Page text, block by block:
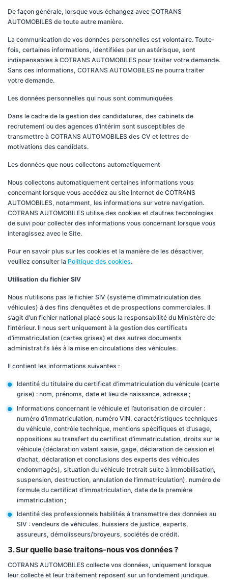
De façon générale, lorsque vous échangez avec COTRANS
AUTOMOBILES de toute autre manière.
La communication de vos données personnelles est volontaire. Toute-
fois, certaines informations, identifiées par un astérisque, sont
indispensables à COTRANS AUTOMOBILES pour traiter votre demande.
Sans ces informations, COTRANS AUTOMOBILES ne pourra traiter
votre demande.
Les données personnelles qui nous sont communiquées
Dans le cadre de la gestion des candidatures, des cabinets de
recrutement ou des agences d’intérim sont susceptibles de
transmettre à COTRANS AUTOMOBILES des CV et lettres de
motivations des candidats.
Les données que nous collectons automatiquement
Nous collectons automatiquement certaines informations vous
concernant lorsque vous accédez au site Internet de COTRANS
AUTOMOBILES, notamment, les informations sur votre navigation.
COTRANS AUTOMOBILES utilise des cookies et d’autres technologies
de suivi pour collecter des informations vous concernant lorsque vous
interagissez avec le Site.
Pour en savoir plus sur les cookies et la manière de les désactiver,
veuillez consulter la Politique des cookies.
Utilisation du fichier SIV
Nous n’utilisons pas le fichier SIV (système d’immatriculation des
véhicules) à des fins d’enquêtes et de prospections commerciales. Il
s’agit d’un fichier national placé sous la responsabilité du Ministère de
l’intérieur. Il nous sert uniquement à la gestion des certificats
d’immatriculation (cartes grises) et des autres documents
administratifs liés à la mise en circulations des véhicules.
Il contient les informations suivantes :
Identité du titulaire du certificat d’immatriculation du véhicule (carte
grise) : nom, prénoms, date et lieu de naissance, adresse ;
Informations concernant le véhicule et l’autorisation de circuler :
numéro d’immatriculation, numéro VIN, caractéristiques techniques
du véhicule, contrôle technique, mentions spécifiques et d’usage,
oppositions au transfert du certificat d’immatriculation, droits sur le
véhicule (déclaration valant saisie, gage, déclaration de cession et
d’achat, déclaration et conclusions des experts des véhicules
endommagés), situation du véhicule (retrait suite à immobilisation,
suspension, destruction, annulation de l’immatriculation), numéro de
formule du certificat d’immatriculation, date de la première
immatriculation ;
Identité des professionnels habilités à transmettre des données au
SIV : vendeurs de véhicules, huissiers de justice, experts,
assureurs, démolisseurs/broyeurs, sociétés de crédit.
3. Sur quelle base traitons-nous vos données ?
COTRANS AUTOMOBILES collecte vos données, uniquement lorsque
leur collecte et leur traitement reposent sur un fondement juridique.